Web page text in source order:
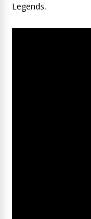
Legends.